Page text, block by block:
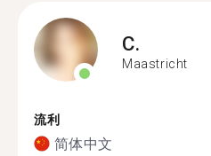
C.
Maastricht
流利
简体中文